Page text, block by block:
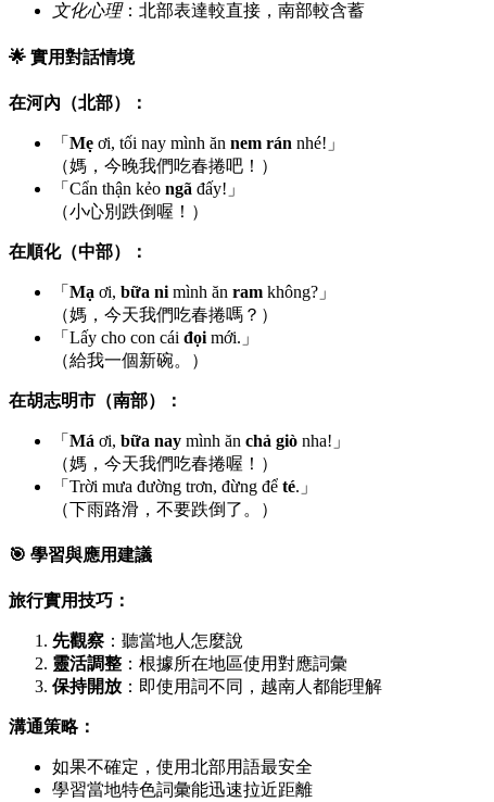
文化心理：北部表達較直接，南部較含蓄
🌟 實用對話情境
在河內（北部）：
「 Mẹ ơi, tối nay mình ăn nem rán nhé!」
（媽，今晚我們吃春捲吧！）
「Cẩn thận kẻo ngã đấy!」
（小心別跌倒喔！）
在順化（中部）：
「 Mạ ơi, bữa ni mình ăn ram không?」
（媽，今天我們吃春捲嗎？）
「Lấy cho con cái đọi mới.」
（給我一個新碗。）
在胡志明市（南部）：
「 Má ơi, bữa nay mình ăn chả giò nha!」
（媽，今天我們吃春捲喔！）
「Trời mưa đường trơn, đừng để té.」
（下雨路滑，不要跌倒了。）
🎯 學習與應用建議
旅行實用技巧：
先觀察 ：聽當地人怎麼說
靈活調整 ：根據所在地區使用對應詞彙
保持開放 ：即使用詞不同，越南人都能理解
溝通策略：
如果不確定，使用北部用語最安全
學習當地特色詞彙能迅速拉近距離